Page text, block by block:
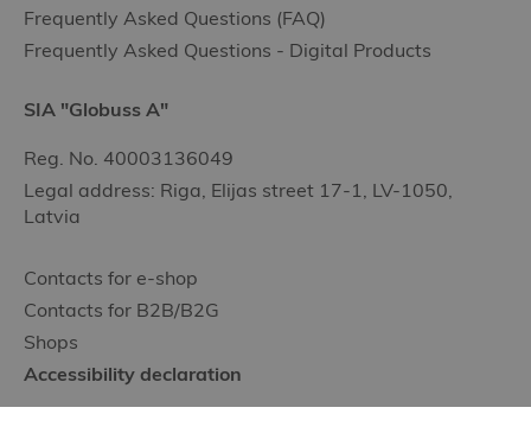
Frequently Asked Questions (FAQ)
Frequently Asked Questions - Digital Products
SIA "Globuss A"
Reg. No. 40003136049
Legal address: Riga, Elijas street 17-1, LV-1050,
Latvia
Contacts for e-shop
Contacts for B2B/B2G
Shops
Accessibility declaration